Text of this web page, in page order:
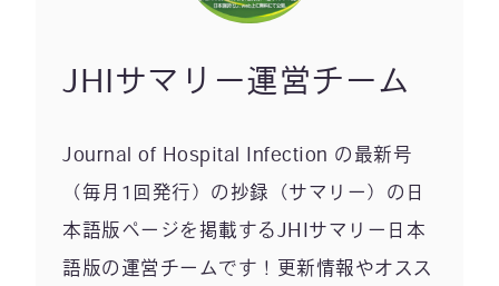
JHIサマリー運営チーム
Journal of Hospital Infection の最新号
（毎月1回発行）の抄録（サマリー）の日
本語版ページを掲載するJHIサマリー日本
語版の運営チームです！更新情報やオスス